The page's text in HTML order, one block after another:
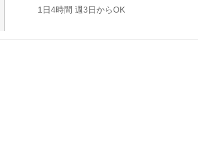
1日4時間 週3日からOK